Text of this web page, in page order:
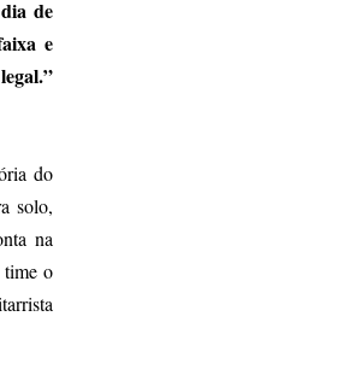
de
e
do
solo,
na
o